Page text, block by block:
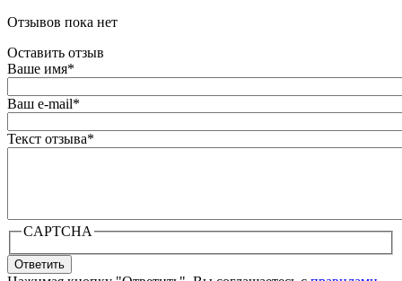
Отзывов пока нет
Оставить отзыв
Ваше имя*
Ваш e-mail*
Текст отзыва*
CAPTCHA
Ответить